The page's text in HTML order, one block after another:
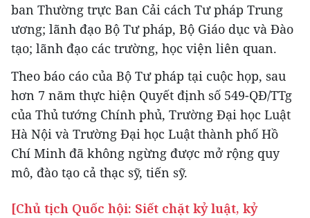
ban Thường trực Ban Cải cách Tư pháp Trung
ương; lãnh đạo Bộ Tư pháp, Bộ Giáo dục và Đào
tạo; lãnh đạo các trường, học viện liên quan.
Theo báo cáo của Bộ Tư pháp tại cuộc họp, sau
hơn 7 năm thực hiện Quyết định số 549-QĐ/TTg
của Thủ tướng Chính phủ, Trường Đại học Luật
Hà Nội và Trường Đại học Luật thành phố Hồ
Chí Minh đã không ngừng được mở rộng quy
mô, đào tạo cả thạc sỹ, tiến sỹ.
[Chủ tịch Quốc hội: Siết chặt kỷ luật, kỷ